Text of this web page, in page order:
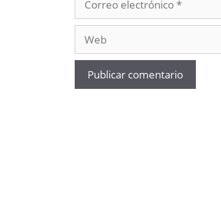
electrónico